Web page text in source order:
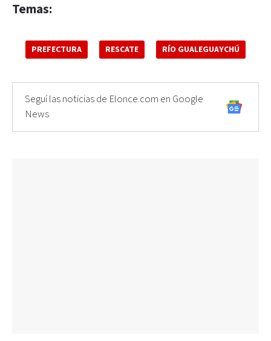
Temas:
PREFECTURA RESCATE RÍO GUALEGUAYCHÚ
Seguí las noticias de Elonce.com en Google
News